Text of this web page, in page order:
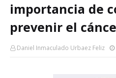
importancia de
prevenir el
Daniel Inmaculado Urbaez Feliz